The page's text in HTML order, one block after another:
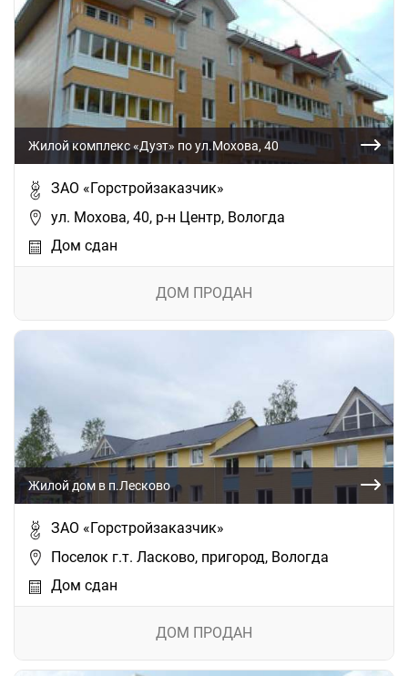
Жилой комплекс «Дуэт» по ул.Мохова, 40
ЗАО «Горстройзаказчик»
ул. Мохова, 40, р-н Центр, Вологда
Дом сдан
ДОМ ПРОДАН
Жилой дом в п.Лесково
ЗАО «Горстройзаказчик»
Поселок г.т. Ласково, пригород, Вологда
Дом сдан
ДОМ ПРОДАН